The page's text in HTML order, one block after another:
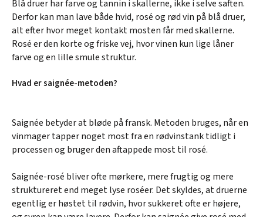
Blå druer har farve og tannin i skallerne, ikke i selve saften.
Derfor kan man lave både hvid, rosé og rød vin på blå druer,
alt efter hvor meget kontakt mosten får med skallerne.
Rosé er den korte og friske vej, hvor vinen kun lige låner
farve og en lille smule struktur.
Hvad er saignée-metoden?
Saignée betyder at bløde på fransk. Metoden bruges, når en
vinmager tapper noget most fra en rødvinstank tidligt i
processen og bruger den aftappede most til rosé.
Saignée-rosé bliver ofte mørkere, mere frugtig og mere
struktureret end meget lyse roséer. Det skyldes, at druerne
egentlig er høstet til rødvin, hvor sukkeret ofte er højere,